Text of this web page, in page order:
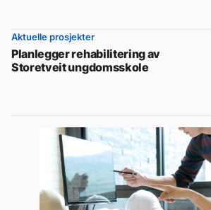
Aktuelle prosjekter
Planlegger rehabilitering av
Storetveit ungdomsskole